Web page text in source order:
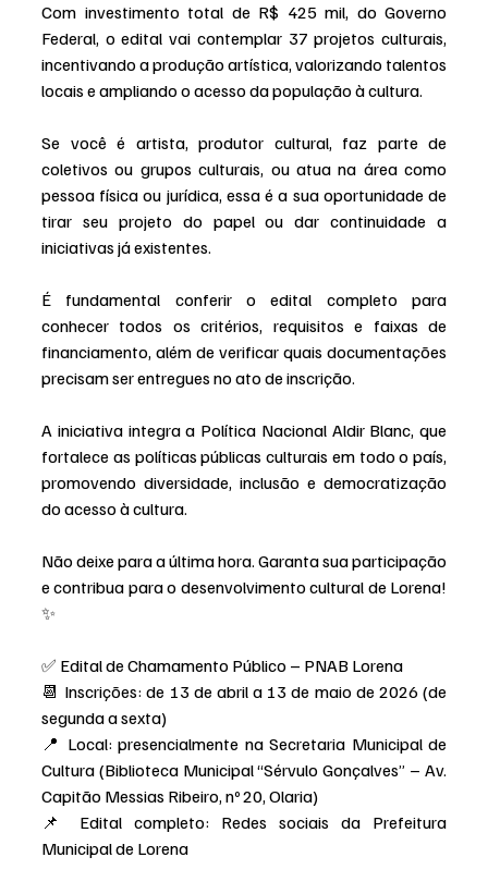
Com investimento total de R$ 425 mil, do Governo
Federal, o edital vai contemplar 37 projetos culturais,
incentivando a produção artística, valorizando talentos
locais e ampliando o acesso da população à cultura.
Se você é artista, produtor cultural, faz parte de
coletivos ou grupos culturais, ou atua na área como
pessoa física ou jurídica, essa é a sua oportunidade de
tirar seu projeto do papel ou dar continuidade a
iniciativas já existentes.
É fundamental conferir o edital completo para
conhecer todos os critérios, requisitos e faixas de
financiamento, além de verificar quais documentações
precisam ser entregues no ato de inscrição.
A iniciativa integra a Política Nacional Aldir Blanc, que
fortalece as políticas públicas culturais em todo o país,
promovendo diversidade, inclusão e democratização
do acesso à cultura.
Não deixe para a última hora. Garanta sua participação
e contribua para o desenvolvimento cultural de Lorena!
✨
✅ Edital de Chamamento Público – PNAB Lorena
📆 Inscrições: de 13 de abril a 13 de maio de 2026 (de
segunda a sexta)
📍 Local: presencialmente na Secretaria Municipal de
Cultura (Biblioteca Municipal “Sérvulo Gonçalves” – Av.
Capitão Messias Ribeiro, nº 20, Olaria)
📌 Edital completo: Redes sociais da Prefeitura
Municipal de Lorena